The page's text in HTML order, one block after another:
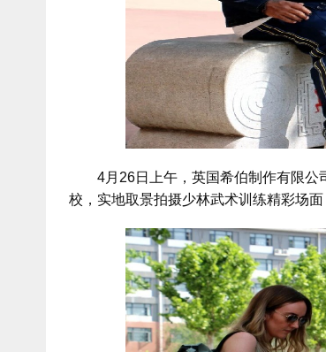
4月26日上午，英国希伯制作有限公
校，实地取景拍摄少林武术训练精彩场